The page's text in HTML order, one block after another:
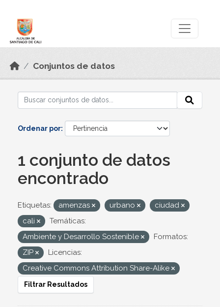
Conjuntos de datos
Ordenar por
1 conjunto de datos
encontrado
Etiquetas: amenzas urbano
ciudad
cali
Temáticas:
Ambiente y Desarrollo Sostenible
Formatos:
ZIP
Licencias:
Creative Commons Attribution Share-Alike
Filtrar Resultados